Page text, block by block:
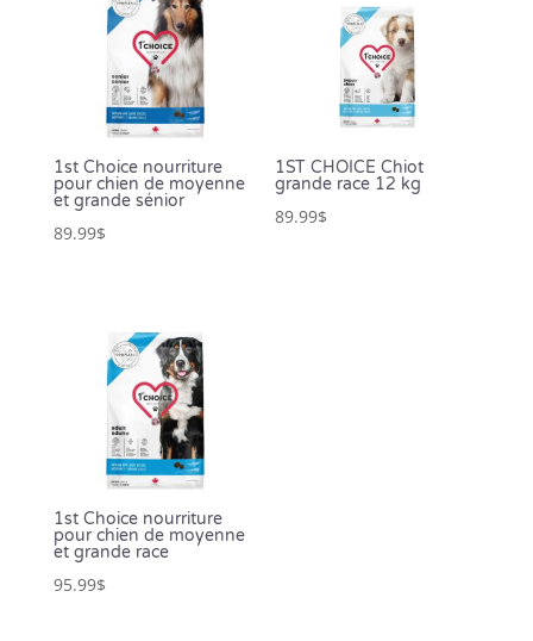
1st Choice nourriture
pour chien de moyenne
et grande sénior
89.99$
1ST CHOICE Chiot
grande race 12 kg
89.99$
1st Choice nourriture
pour chien de moyenne
et grande race
95.99$